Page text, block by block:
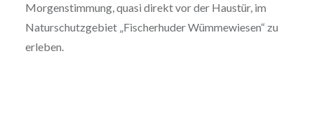
Morgenstimmung, quasi direkt vor der Haustür, im
Naturschutzgebiet „Fischerhuder Wümmewiesen“ zu
erleben.